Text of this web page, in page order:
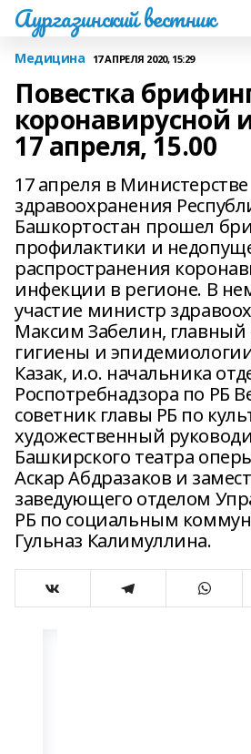
Аургазинский вестник
Медицина 17 АПРЕЛЯ 2020, 15:29
Повестка
коронавирусной
17 апреля, 15.00
17 апреля в Министерстве
здравоохранения
Башкортостан прошел
профилактики и
распространения
инфекции в регионе. В
участие министр
Максим Забелин,
гигиены и
Казак, и.о. начальника
Роспотребнадзора по РБ
советник главы РБ по
художественный
Башкирского театра
Аскар Абдразаков и
заведующего отделом
РБ по социальным
Гульназ Калимуллина.